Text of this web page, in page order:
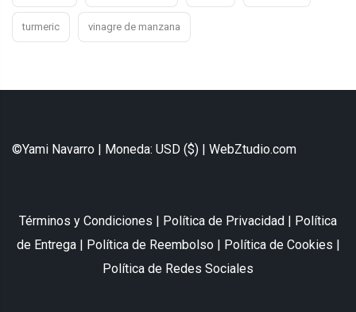
turmeric vinagre de manzana
©Yami Navarro | Moneda: USD ($) | WebZtudio.com
Términos y Condiciones Política de Privacidad
Política
de Entrega| Política de Reembolso| Política de Cookies
Política de Redes Sociales